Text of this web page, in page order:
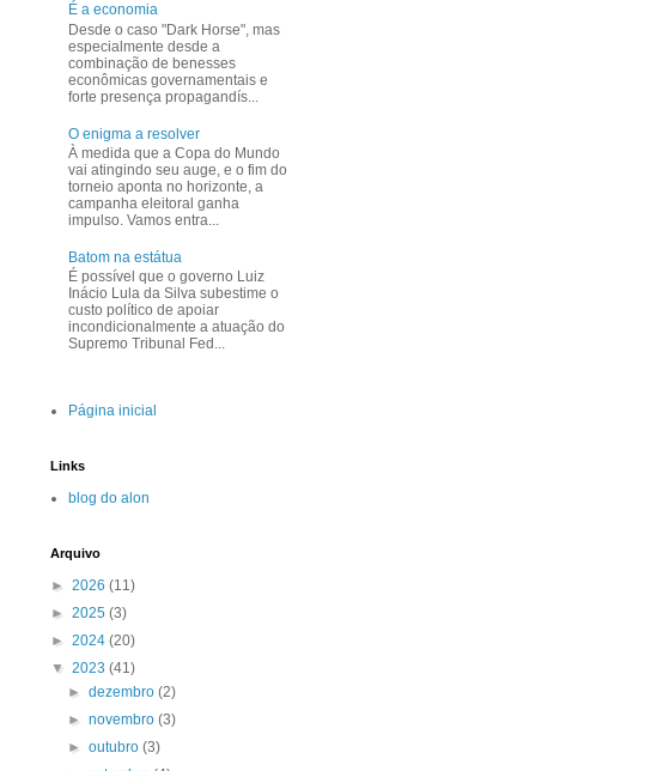
É a economia
Desde o caso "Dark Horse", mas
especialmente desde a
combinação de benesses
econômicas governamentais e
forte presença propagandís...
O enigma a resolver
À medida que a Copa do Mundo
vai atingindo seu auge, e o fim do
torneio aponta no horizonte, a
campanha eleitoral ganha
impulso. Vamos entra...
Batom na estátua
É possível que o governo Luiz
Inácio Lula da Silva subestime o
custo político de apoiar
incondicionalmente a atuação do
Supremo Tribunal Fed...
Página inicial
Links
blog do alon
Arquivo
► 2026 (11)
► 2025 (3)
► 2024 (20)
▼ 2023 (41)
►dezembro(2)
►novembro(3)
►outubro(3)